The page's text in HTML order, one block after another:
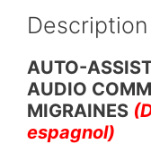
b
o
o
k
A
p
p
Description
AUTO-
AUDIO
MIGRAINES
espagnol)